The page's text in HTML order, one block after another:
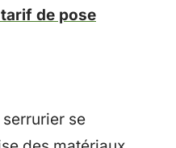
de pose
se